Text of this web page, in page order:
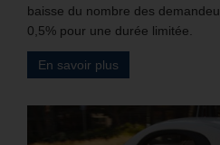
baisse du nombre des
0,5% pour une durée limitée.
En savoir plus